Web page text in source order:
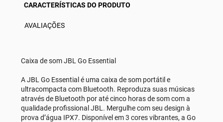
CARACTERÍSTICAS DO PRODUTO
AVALIAÇÕES
Caixa de som JBL Go Essential
A JBL Go Essential é uma caixa de som portátil e
ultracompacta com Bluetooth. Reproduza suas músicas
através de Bluetooth por até cinco horas de som com a
qualidade profissional JBL. Mergulhe com seu design à
prova d’água IPX7. Disponível em 3 cores vibrantes, a Go